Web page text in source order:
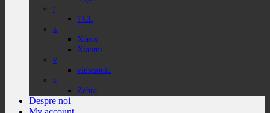
t
TCL
x
Xerox
Xiaomi
v
viewsonic
z
Zebra
Despre noi